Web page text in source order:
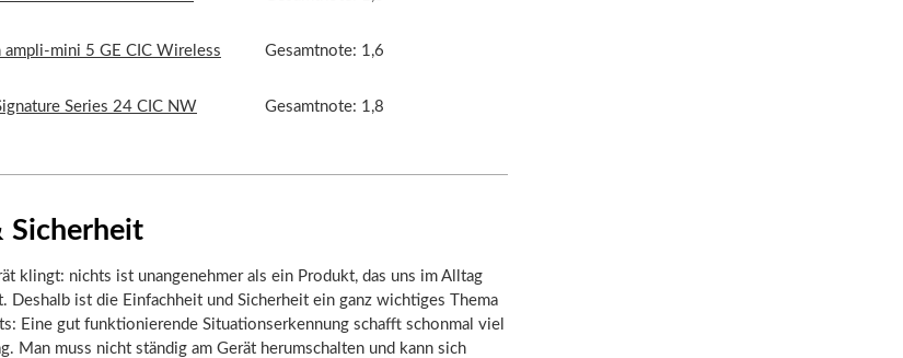
mini 5 GE CIC Wireless Gesamtnote: 1,6
Series 24 CIC NW Gesamtnote: 1,8
Sicherheit
klingt: nichts ist unangenehmer als ein Produkt, das uns im Alltag
Deshalb ist die Einfachheit und Sicherheit ein ganz wichtiges Thema
Eine gut funktionierende Situationserkennung schafft schonmal viel
Man muss nicht ständig am Gerät herumschalten und kann sich